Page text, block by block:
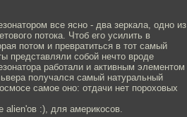
все ясно - два зеркала, одно из
потока. Чтоб его усилить в
потом и превратиться в тот самый
представляли собой нечто вроде
работали и активным элементом
получался самый натуральный
самое оно: отдачи нет пороховых
alien'ов :), для америкосов.